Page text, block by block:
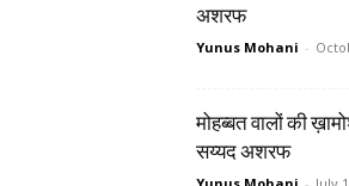
अशरफ
Yunus Mohani -
मोहब्बत वालों की
सय्यद अशरफ